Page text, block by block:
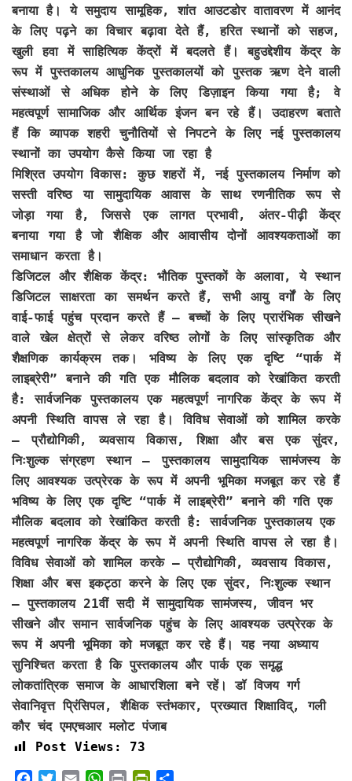
बनाया है। ये समुदाय सामूहिक, शांत आउटडोर वातावरण में आनंद
के लिए पढ़ने का विचार बढ़ावा देते हैं, हरित स्थानों को सहज,
खुली हवा में साहित्यिक केंद्रों में बदलते हैं। बहुउद्देशीय केंद्र के
रूप में पुस्तकालय आधुनिक पुस्तकालयों को पुस्तक ऋण देने वाली
संस्थाओं से अधिक होने के लिए डिज़ाइन किया गया है; वे
महत्वपूर्ण सामाजिक और आर्थिक इंजन बन रहे हैं। उदाहरण बताते
हैं कि व्यापक शहरी चुनौतियों से निपटने के लिए नई पुस्तकालय
स्थानों का उपयोग कैसे किया जा रहा है
मिश्रित उपयोग विकास: कुछ शहरों में, नई पुस्तकालय निर्माण को
सस्ती वरिष्ठ या सामुदायिक आवास के साथ रणनीतिक रूप से
जोड़ा गया है, जिससे एक लागत प्रभावी, अंतर-पीढ़ी केंद्र
बनाया गया है जो शैक्षिक और आवासीय दोनों आवश्यकताओं का
समाधान करता है।
डिजिटल और शैक्षिक केंद्र: भौतिक पुस्तकों के अलावा, ये स्थान
डिजिटल साक्षरता का समर्थन करते हैं, सभी आयु वर्गों के लिए
वाई-फाई पहुंच प्रदान करते हैं – बच्चों के लिए प्रारंभिक सीखने
वाले खेल क्षेत्रों से लेकर वरिष्ठ लोगों के लिए सांस्कृतिक और
शैक्षणिक कार्यक्रम तक। भविष्य के लिए एक दृष्टि “पार्क में
लाइब्रेरी” बनाने की गति एक मौलिक बदलाव को रेखांकित करती
है: सार्वजनिक पुस्तकालय एक महत्वपूर्ण नागरिक केंद्र के रूप में
अपनी स्थिति वापस ले रहा है। विविध सेवाओं को शामिल करके
– प्रौद्योगिकी, व्यवसाय विकास, शिक्षा और बस एक सुंदर,
निःशुल्क संग्रहण स्थान – पुस्तकालय सामुदायिक सामंजस्य के
लिए आवश्यक उत्प्रेरक के रूप में अपनी भूमिका मजबूत कर रहे हैं
भविष्य के लिए एक दृष्टि “पार्क में लाइब्रेरी” बनाने की गति एक
मौलिक बदलाव को रेखांकित करती है: सार्वजनिक पुस्तकालय एक
महत्वपूर्ण नागरिक केंद्र के रूप में अपनी स्थिति वापस ले रहा है।
विविध सेवाओं को शामिल करके – प्रौद्योगिकी, व्यवसाय विकास,
शिक्षा और बस इकट्ठा करने के लिए एक सुंदर, निःशुल्क स्थान
– पुस्तकालय 21वीं सदी में सामुदायिक सामंजस्य, जीवन भर
सीखने और समान सार्वजनिक पहुंच के लिए आवश्यक उत्प्रेरक के
रूप में अपनी भूमिका को मजबूत कर रहे हैं। यह नया अध्याय
सुनिश्चित करता है कि पुस्तकालय और पार्क एक समृद्ध
लोकतांत्रिक समाज के आधारशिला बने रहें। डॉ विजय गर्ग
सेवानिवृत्त प्रिंसिपल, शैक्षिक स्तंभकार, प्रख्यात शिक्षाविद्, गली
कौर चंद एमएचआर मलोट पंजाब
Post Views:
73